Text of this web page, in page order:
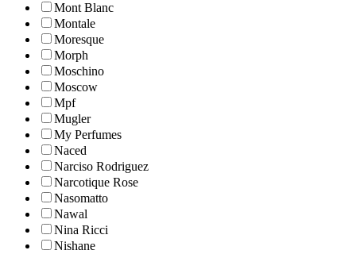
Mont Blanc
Montale
Moresque
Morph
Moschino
Moscow
Mpf
Mugler
My Perfumes
Naced
Narciso Rodriguez
Narcotique Rose
Nasomatto
Nawal
Nina Ricci
Nishane